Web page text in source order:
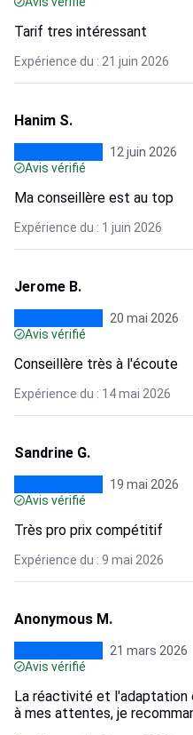
Tarif tres intéressant
Expérience du : 21 juin 2026
Hanim S.
12 juin 2026
Avis vérifié
Ma conseillère est au top
Expérience du : 1 juin 2026
Jerome B.
20 mai 2026
Avis vérifié
Conseillère très à l'écoute
Expérience du : 14 mai 2026
Sandrine G.
19 mai 2026
Avis vérifié
Très pro prix compétitif
Expérience du : 9 mai 2026
Anonymous M.
21 mars 2026
Avis vérifié
La réactivité et l'adaptation
à mes attentes, je